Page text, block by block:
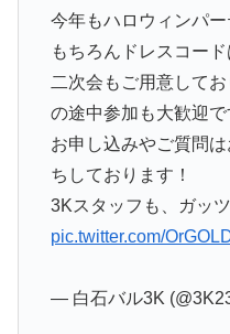
今年もハロウィンパ
もちろんドレスコー
二次会もご用意して
の途中参加も大歓迎で
お申し込みやご質問
ちしております！
3Kスタッフも、ガッ
pic.twitter.com/
— 白石バル3K